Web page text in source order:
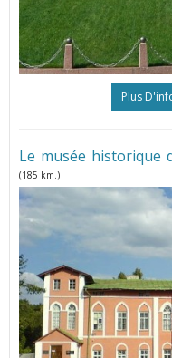
Plus
Le musée historique
(185 km.)